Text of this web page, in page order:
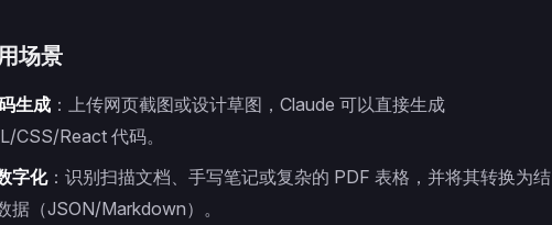
场景
生成 ：上传网页截图或设计草图，Claude 可以直接生成
CSS/React 代码。
字化：识别扫描文档、手写笔记或复杂的 PDF 表格，并将其转换为结
据（JSON/Markdown）。